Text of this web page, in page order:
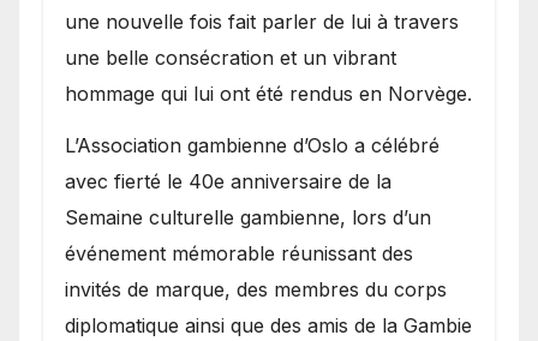
une nouvelle fois fait parler de lui à travers
une belle consécration et un vibrant
hommage qui lui ont été rendus en Norvège.
​L’Association gambienne d’Oslo a célébré
avec fierté le 40e anniversaire de la
Semaine culturelle gambienne, lors d’un
événement mémorable réunissant des
invités de marque, des membres du corps
diplomatique ainsi que des amis de la Gambie